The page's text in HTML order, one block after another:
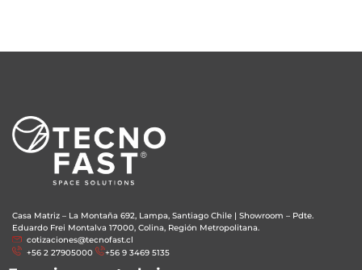
Casa Matriz – La Montaña 692, Lampa, Santiago Chile | Showroom – Pdte.
Eduardo Frei Montalva 17000, Colina, Región Metropolitana.
cotizaciones@tecnofast.cl
+56 2 27905000
+56 9 3469 5135